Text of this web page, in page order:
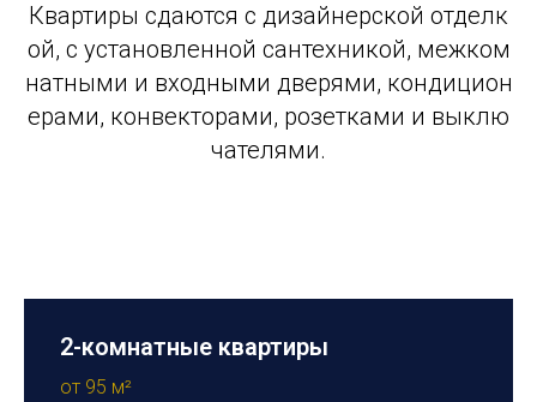
Квартиры сдаются с дизайнерской отделк
ой, с установленной сантехникой, межком
натными и входными дверями, кондицион
ерами, конвекторами, розетками и выклю
чателями.
2-комнатные квартиры
от 95 м²